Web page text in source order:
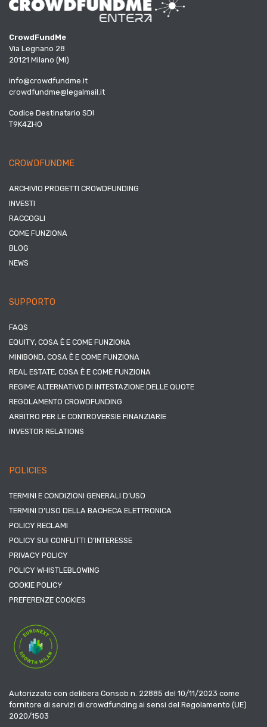
CrowdFundMe
Via Legnano 28
20121 Milano (MI)
info@crowdfundme.it
crowdfundme@legalmail.it
Codice Destinatario SDI
T9K4ZHO
CROWDFUNDME
ARCHIVIO PROGETTI CROWDFUNDING
INVESTI
RACCOGLI
COME FUNZIONA
BLOG
NEWS
SUPPORTO
FAQS
EQUITY, COSA È E COME FUNZIONA
MINIBOND, COSA È E COME FUNZIONA
REAL ESTATE, COSA È E COME FUNZIONA
REGIME ALTERNATIVO DI INTESTAZIONE DELLE QUOTE
REGOLAMENTO CROWDFUNDING
ARBITRO PER LE CONTROVERSIE FINANZIARIE
INVESTOR RELATIONS
POLICIES
TERMINI E CONDIZIONI GENERALI D’USO
TERMINI D’USO DELLA BACHECA ELETTRONICA
POLICY RECLAMI
POLICY SUI CONFLITTI D’INTERESSE
PRIVACY POLICY
POLICY WHISTLEBLOWING
COOKIE POLICY
PREFERENZE COOKIES
Autorizzato con delibera Consob n. 22885 del 10/11/2023 come
fornitore di servizi di crowdfunding ai sensi del Regolamento (UE)
2020/1503